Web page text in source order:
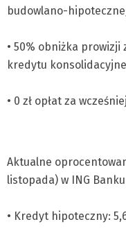
budowlano-
• 50% obniżka
kredytu
• 0 zł opłat za
Aktualne
listopada) w ING
• Kredyt hipoteczny: